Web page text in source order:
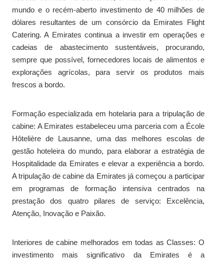
mundo e o recém-aberto investimento de 40 milhões de
dólares resultantes de um consórcio da Emirates Flight
Catering. A Emirates continua a investir em operações e
cadeias de abastecimento sustentáveis, procurando,
sempre que possível, fornecedores locais de alimentos e
explorações agrícolas, para servir os produtos mais
frescos a bordo.
Formação especializada em hotelaria para a tripulação de
cabine: A Emirates estabeleceu uma parceria com a École
Hôtelière de Lausanne, uma das melhores escolas de
gestão hoteleira do mundo, para elaborar a estratégia de
Hospitalidade da Emirates e elevar a experiência a bordo.
A tripulação de cabine da Emirates já começou a participar
em programas de formação intensiva centrados na
prestação dos quatro pilares de serviço: Excelência,
Atenção, Inovação e Paixão.
Interiores de cabine melhorados em todas as Classes: O
investimento mais significativo da Emirates é a